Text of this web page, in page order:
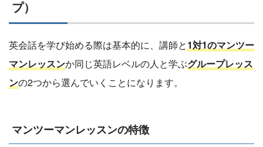
プ）
英会話を学び始める際は基本的に、講師と1対1のマンツー
マンレッスンか同じ英語レベルの人と学ぶグループレッス
ンの2つから選んでいくことになります。
マンツーマンレッスンの特徴